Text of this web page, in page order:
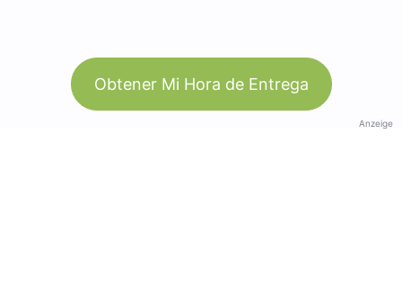
Obtener Mi Hora de Entrega
Anzeige